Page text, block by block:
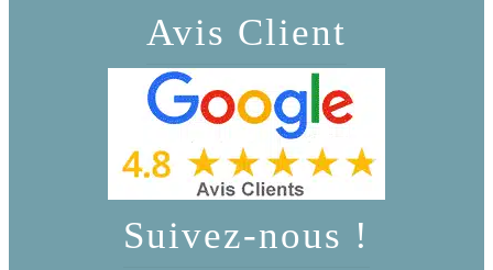
Avis Client
Suivez-nous !